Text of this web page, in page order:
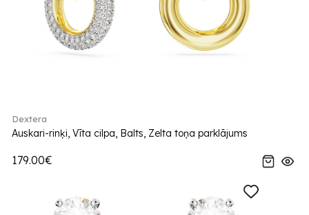
Dextera
Auskari-rinķi, Vīta cilpa, Balts, Zelta toņa parklājums
179.00€